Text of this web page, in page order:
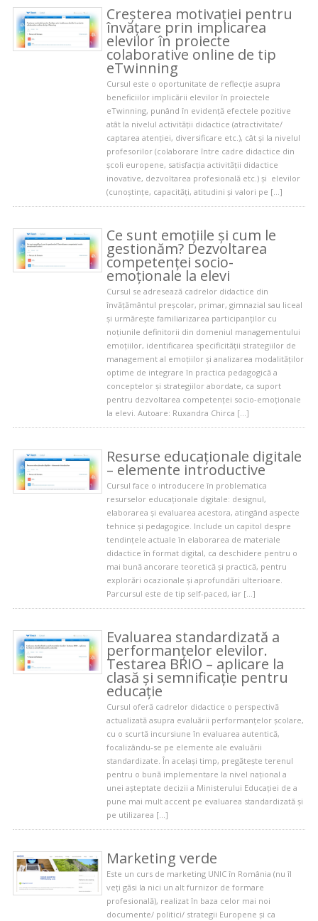
Creșterea motivației pentru
învățare prin implicarea
elevilor în proiecte
colaborative online de tip
eTwinning
Cursul este o oportunitate de reflecție asupra
beneficiilor implicării elevilor în proiectele
eTwinning, punând în evidență efectele pozitive
atât la nivelul activității didactice (atractivitate/
captarea atenției, diversificare etc.), cât și la nivelul
profesorilor (colaborare între cadre didactice din
școli europene, satisfacția activității didactice
inovative, dezvoltarea profesională etc.) și elevilor
(cunoștințe, capacități, atitudini și valori pe […]
Ce sunt emoțiile și cum le
gestionăm? Dezvoltarea
competenței socio-
emoționale la elevi
Cursul se adresează cadrelor didactice din
învățământul preșcolar, primar, gimnazial sau liceal
și urmărește familiarizarea participanților cu
noțiunile definitorii din domeniul managementului
emoțiilor, identificarea specificității strategiilor de
management al emoțiilor și analizarea modalităților
optime de integrare în practica pedagogică a
conceptelor și strategiilor abordate, ca suport
pentru dezvoltarea competenței socio-emoționale
la elevi. Autoare: Ruxandra Chirca […]
Resurse educaționale digitale
– elemente introductive
Cursul face o introducere în problematica
resurselor educaționale digitale: designul,
elaborarea și evaluarea acestora, atingând aspecte
tehnice și pedagogice. Include un capitol despre
tendințele actuale în elaborarea de materiale
didactice în format digital, ca deschidere pentru o
mai bună ancorare teoretică și practică, pentru
explorări ocazionale și aprofundări ulterioare.
Parcursul este de tip self-paced, iar […]
Evaluarea standardizată a
performanțelor elevilor.
Testarea BRIO – aplicare la
clasă și semnificație pentru
educație
Cursul oferă cadrelor didactice o perspectivă
actualizată asupra evaluării performanțelor școlare,
cu o scurtă incursiune în evaluarea autentică,
focalizându-se pe elemente ale evaluării
standardizate. În același timp, pregătește terenul
pentru o bună implementare la nivel național a
unei așteptate decizii a Ministerului Educației de a
pune mai mult accent pe evaluarea standardizată și
pe utilizarea […]
Marketing verde
Este un curs de marketing UNIC în România (nu îl
veţi găsi la nici un alt furnizor de formare
profesională), realizat în baza celor mai noi
documente/ politici/ strategii Europene şi ca